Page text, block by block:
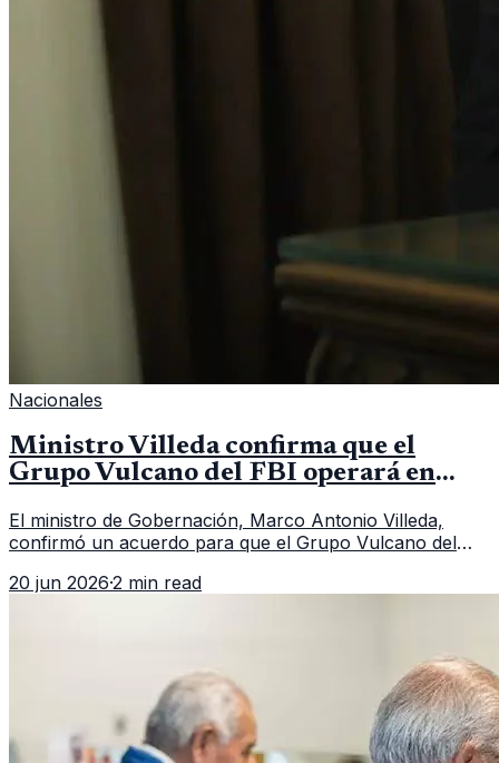
Nacionales
Ministro Villeda confirma que el
Grupo Vulcano del FBI operará en
El ministro de Gobernación, Marco Antonio Villeda,
confirmó un acuerdo para que el Grupo Vulcano del
fallido con la administración anterior del Ministerio
20 jun 2026·2 min read